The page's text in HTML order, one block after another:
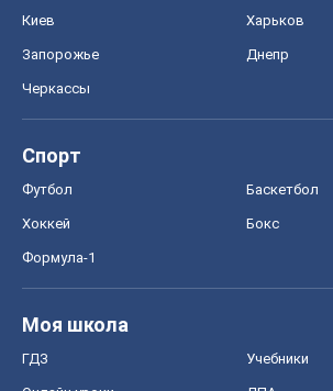
Киев Харьков
Запорожье Днепр
Черкассы
Спорт
Футбол Баскетбол
Хоккей Бокс
Формула-1
Моя школа
ГДЗ Учебники